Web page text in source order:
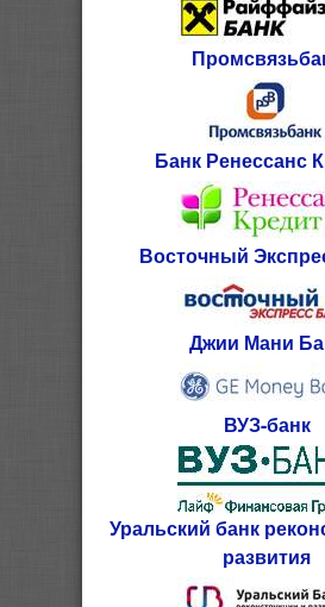
Банк Ренессанс
Восточный
Джии Мани
ВУЗ-банк
Уральский банк
развития